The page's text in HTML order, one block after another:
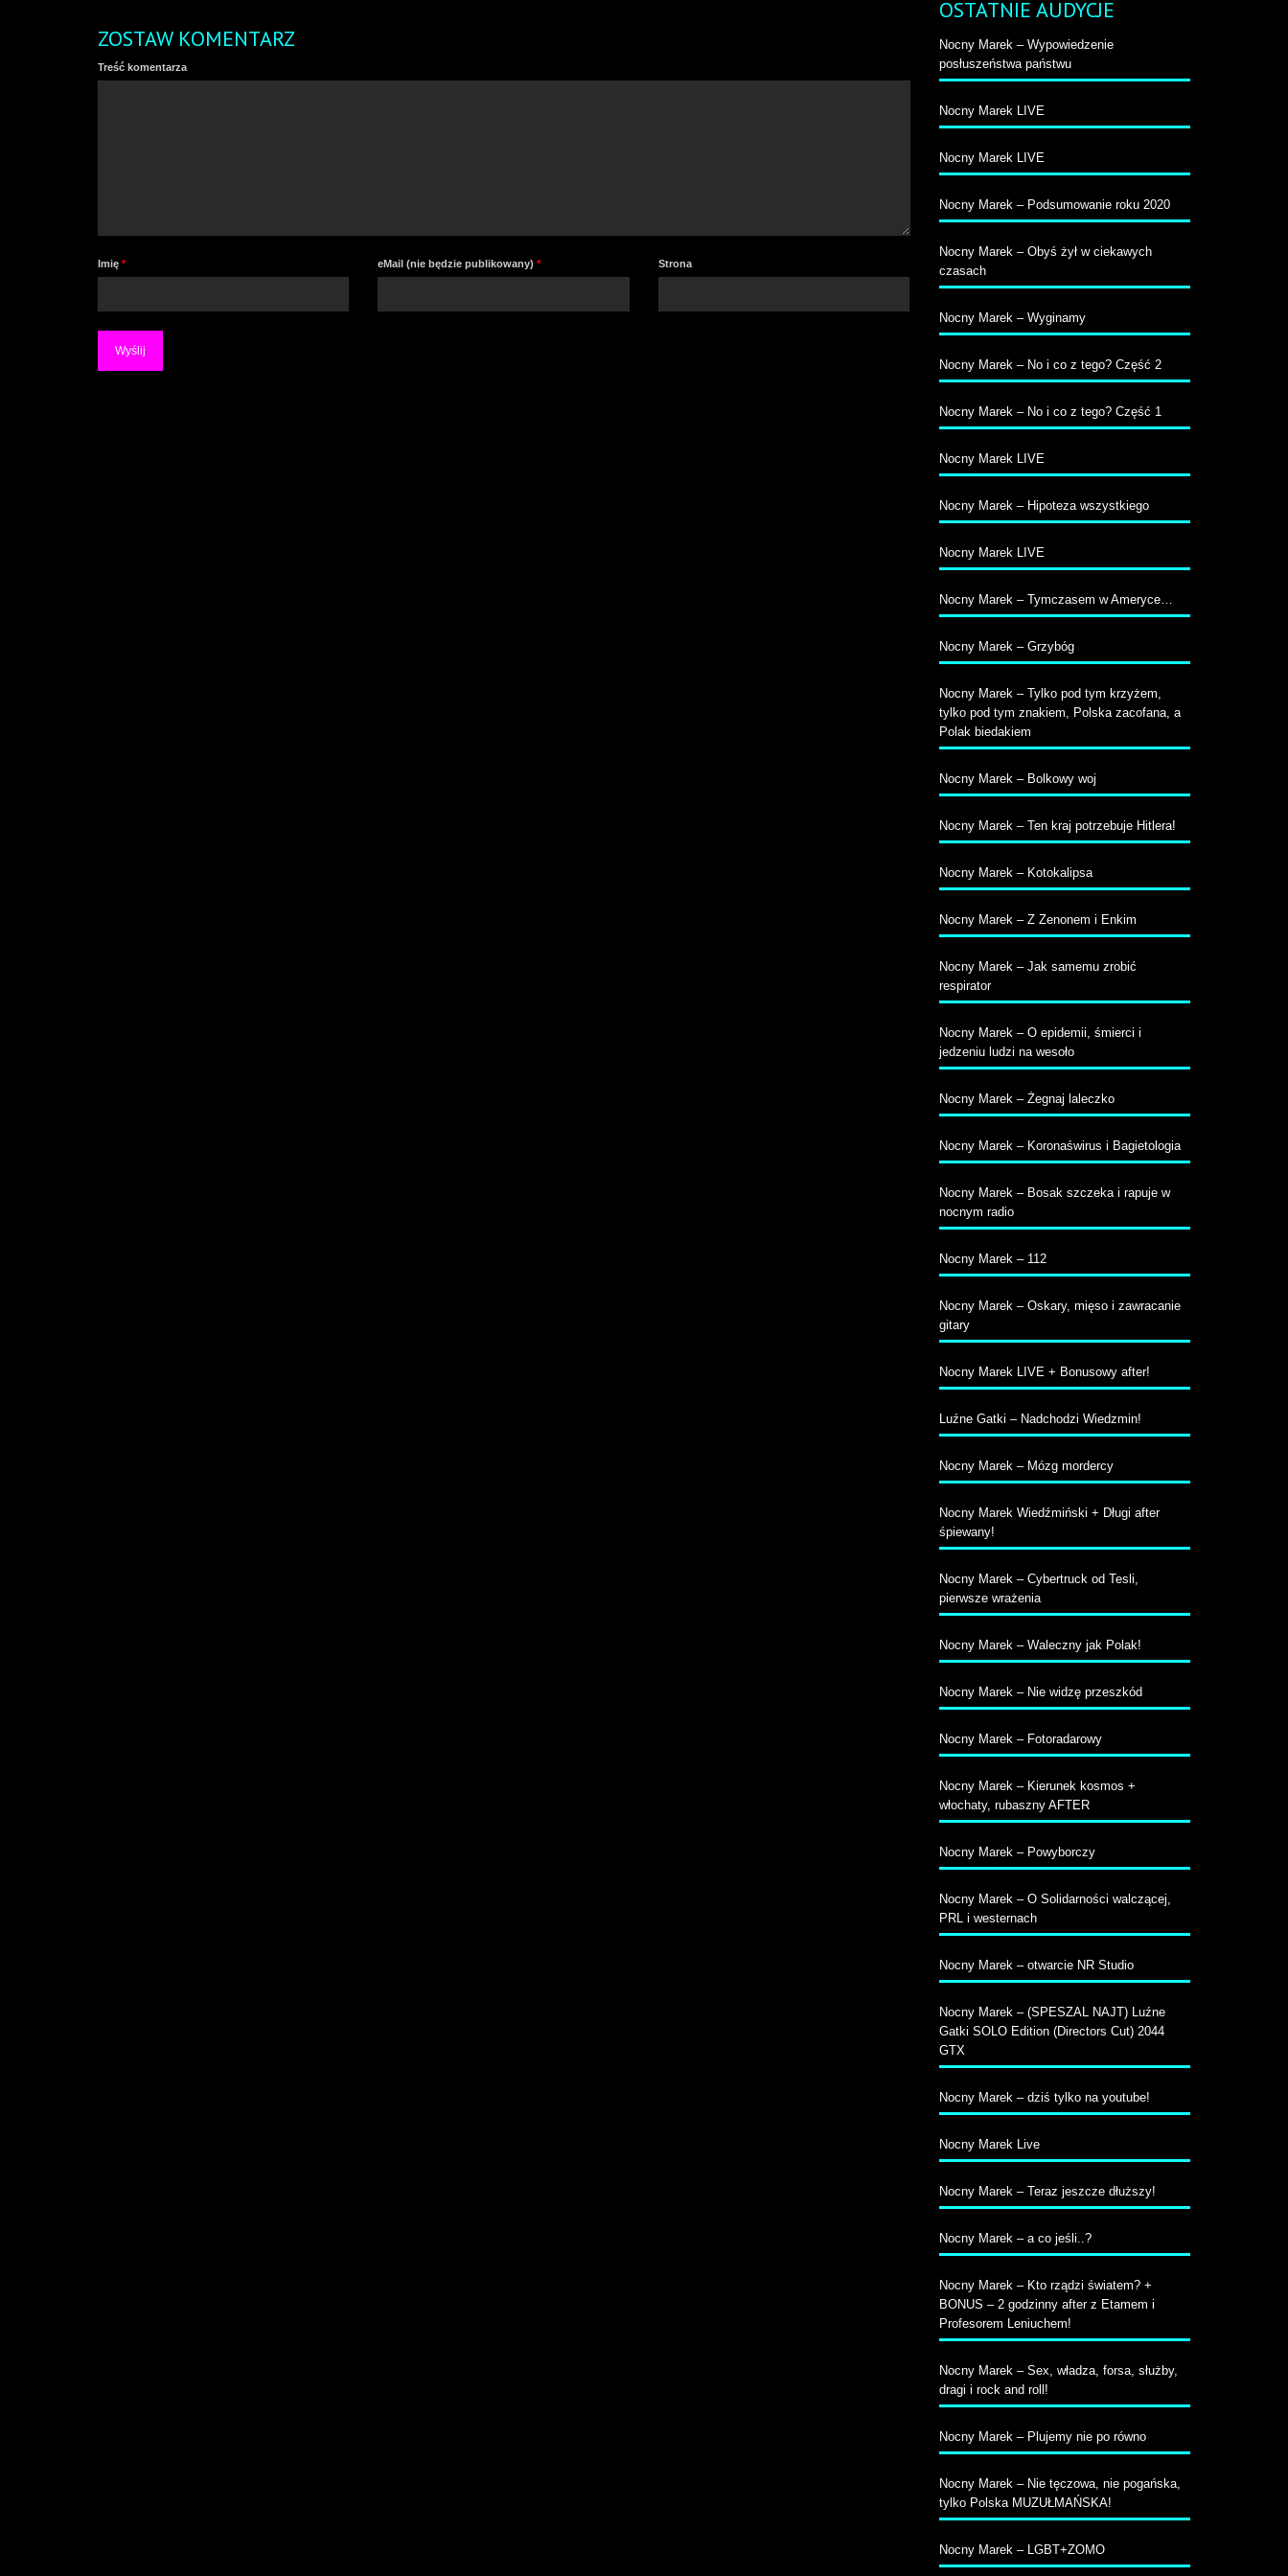
ZOSTAW KOMENTARZ
Treść komentarza
Imię * eMail (nie będzie publikowany)* Strona
OSTATNIE AUDYCJE
Nocny Marek – Wypowiedzenie
posłuszeństwa państwu
Nocny Marek LIVE
Nocny Marek LIVE
Nocny Marek – Podsumowanie roku 2020
Nocny Marek – Obyś żył w ciekawych
czasach
Nocny Marek – Wyginamy
Nocny Marek – No i co z tego? Część 2
Nocny Marek – No i co z tego? Część 1
Nocny Marek LIVE
Nocny Marek – Hipoteza wszystkiego
Nocny Marek LIVE
Nocny Marek – Tymczasem w Ameryce…
Nocny Marek – Grzybóg
Nocny Marek – Tylko pod tym krzyżem,
tylko pod tym znakiem, Polska zacofana, a
Polak biedakiem
Nocny Marek – Bolkowy woj
Nocny Marek – Ten kraj potrzebuje Hitlera!
Nocny Marek – Kotokalipsa
Nocny Marek – Z Zenonem i Enkim
Nocny Marek – Jak samemu zrobić
respirator
Nocny Marek – O epidemii, śmierci i
jedzeniu ludzi na wesoło
Nocny Marek – Żegnaj laleczko
Nocny Marek – Koronaświrus i Bagietologia
Nocny Marek – Bosak szczeka i rapuje w
nocnym radio
Nocny Marek – 112
Nocny Marek – Oskary, mięso i zawracanie
gitary
Nocny Marek LIVE + Bonusowy after!
Luźne Gatki – Nadchodzi Wiedzmin!
Nocny Marek – Mózg mordercy
Nocny Marek Wiedźmiński + Długi after
śpiewany!
Nocny Marek – Cybertruck od Tesli,
pierwsze wrażenia
Nocny Marek – Waleczny jak Polak!
Nocny Marek – Nie widzę przeszkód
Nocny Marek – Fotoradarowy
Nocny Marek – Kierunek kosmos +
włochaty, rubaszny AFTER
Nocny Marek – Powyborczy
Nocny Marek – O Solidarności walczącej,
PRL i westernach
Nocny Marek – otwarcie NR Studio
Nocny Marek – (SPESZAL NAJT) Luźne
Gatki SOLO Edition (Directors Cut) 2044
GTX
Nocny Marek – dziś tylko na youtube!
Nocny Marek Live
Nocny Marek – Teraz jeszcze dłuższy!
Nocny Marek – a co jeśli..?
Nocny Marek – Kto rządzi światem? +
BONUS – 2 godzinny after z Etamem i
Profesorem Leniuchem!
Nocny Marek – Sex, władza, forsa, służby,
dragi i rock and roll!
Nocny Marek – Plujemy nie po równo
Nocny Marek – Nie tęczowa, nie pogańska,
tylko Polska MUZUŁMAŃSKA!
Nocny Marek – LGBT+ZOMO